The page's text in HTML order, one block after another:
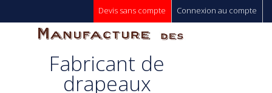
Connexion au compte
Devis sans compte
Manufacture
Des
Fabricant de
drapeaux